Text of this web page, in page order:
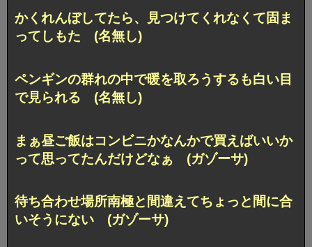
かくれんぼしてたら、見つけてくれなくて固ま
ってしもた (名無し)
ペンギンの群れの中で暖を取ろうするも白い目
で見られる (名無し)
まぁ昼ご飯はコンビニかなんかで買えばいいか
って思ってたんだけどなぁ (ガゾーサ)
待ち合わせ場所南極と間違えてちょっと間に合
いそうにない (ガゾーサ)